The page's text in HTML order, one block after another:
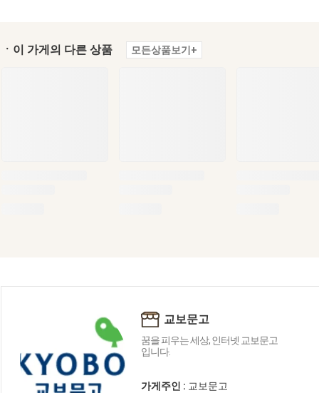
ㆍ이 가게의 다른 상품 모든상품보기+
교보문고
꿈을 피우는 세상, 인터넷 교보문고
입니다.
가게주인 : 교보문고